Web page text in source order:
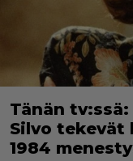
Tänän
Silvo tekevät
1984